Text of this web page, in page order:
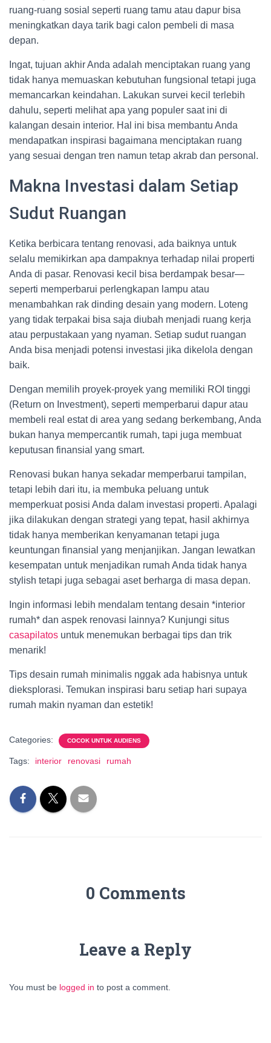
ruang-ruang sosial seperti ruang tamu atau dapur bisa
meningkatkan daya tarik bagi calon pembeli di masa
depan.
Ingat, tujuan akhir Anda adalah menciptakan ruang yang
tidak hanya memuaskan kebutuhan fungsional tetapi juga
memancarkan keindahan. Lakukan survei kecil terlebih
dahulu, seperti melihat apa yang populer saat ini di
kalangan desain interior. Hal ini bisa membantu Anda
mendapatkan inspirasi bagaimana menciptakan ruang
yang sesuai dengan tren namun tetap akrab dan personal.
Makna Investasi dalam Setiap
Sudut Ruangan
Ketika berbicara tentang renovasi, ada baiknya untuk
selalu memikirkan apa dampaknya terhadap nilai properti
Anda di pasar. Renovasi kecil bisa berdampak besar—
seperti memperbarui perlengkapan lampu atau
menambahkan rak dinding desain yang modern. Loteng
yang tidak terpakai bisa saja diubah menjadi ruang kerja
atau perpustakaan yang nyaman. Setiap sudut ruangan
Anda bisa menjadi potensi investasi jika dikelola dengan
baik.
Dengan memilih proyek-proyek yang memiliki ROI tinggi
(Return on Investment), seperti memperbarui dapur atau
membeli real estat di area yang sedang berkembang, Anda
bukan hanya mempercantik rumah, tapi juga membuat
keputusan finansial yang smart.
Renovasi bukan hanya sekadar memperbarui tampilan,
tetapi lebih dari itu, ia membuka peluang untuk
memperkuat posisi Anda dalam investasi properti. Apalagi
jika dilakukan dengan strategi yang tepat, hasil akhirnya
tidak hanya memberikan kenyamanan tetapi juga
keuntungan finansial yang menjanjikan. Jangan lewatkan
kesempatan untuk menjadikan rumah Anda tidak hanya
stylish tetapi juga sebagai aset berharga di masa depan.
Ingin informasi lebih mendalam tentang desain *interior
rumah* dan aspek renovasi lainnya? Kunjungi situs
casapilatos untuk menemukan berbagai tips dan trik
menarik!
Tips desain rumah minimalis nggak ada habisnya untuk
dieksplorasi. Temukan inspirasi baru setiap hari supaya
rumah makin nyaman dan estetik!
Categories: COCOK UNTUK AUDIENS
Tags: interior renovasi rumah
0 Comments
Leave a Reply
You must be logged in to post a comment.